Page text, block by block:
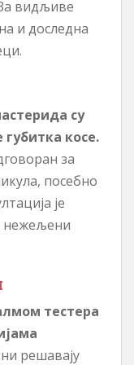
видљиве
и доследна
су
косе.
за
посебно
је
нежељени
тестера
решавају